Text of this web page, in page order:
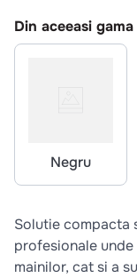
9. croissant
10
Din aceeasi gama
Negru
Solutie compacta
profesionale
mainilor, cat si a